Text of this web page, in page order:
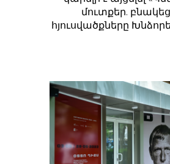
մուտքեր.
հյուսվածքները